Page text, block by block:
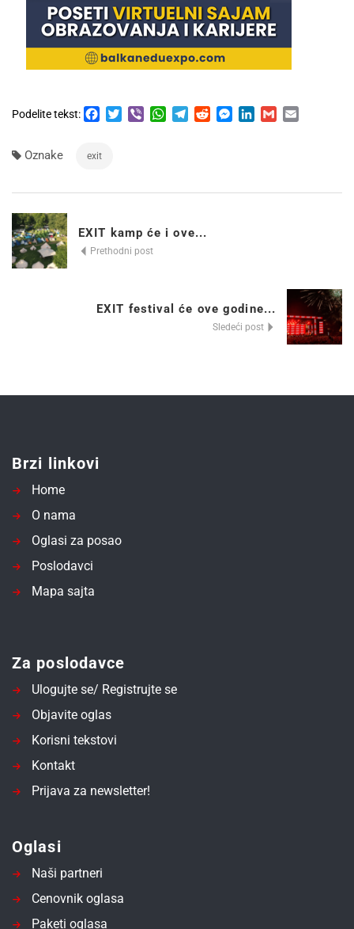
Podelite tekst: Facebook
Twitter
Viber WhatsApp
TelegramRedditMessenger
LinkedIn
Gmail
Oznake exit
EXIT kamp će i ove...
Prethodni post
EXIT festival će ove godine...
Sledeći post
Brzi linkovi
Home
O nama
Oglasi za posao
Poslodavci
Mapa sajta
Za poslodavce
Ulogujte se/ Registrujte se
Objavite oglas
Korisni tekstovi
Kontakt
Prijava za newsletter!
Oglasi
Naši partneri
Cenovnik oglasa
Paketi oglasa